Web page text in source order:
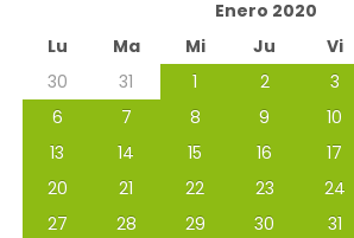
Enero 2020
Lu
Ma Mi Ju Vi
30
31 1 2 3
6
7 8 9 10
13
14 15 16 17
20
21 22 23 24
27
28 29 30 31